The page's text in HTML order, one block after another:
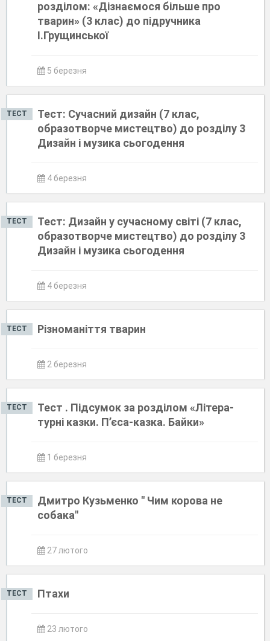
розділом: «Дізнаємося більше про
тварин» (3 клас) до підручника
І.Грущинської
5 березня
ТЕСТ
Тест: Сучасний дизайн (7 клас,
образотворче мистецтво) до розділу 3
Дизайн і музика сьогодення
4 березня
ТЕСТ
Тест: Дизайн у сучасному світі (7 клас,
образотворче мистецтво) до розділу 3
Дизайн і музика сьогодення
4 березня
ТЕСТ Різноманіття тварин
2 березня
ТЕСТ
Тест . Підсумок за розділом «Літера­
турні казки. П’єса-казка. Байки»
1 березня
ТЕСТ
Дмитро Кузьменко " Чим корова не
собака"
27 лютого
ТЕСТ Птахи
23 лютого